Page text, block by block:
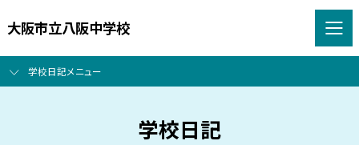
大阪市立八阪中学校
学校日記メニュー
学校日記